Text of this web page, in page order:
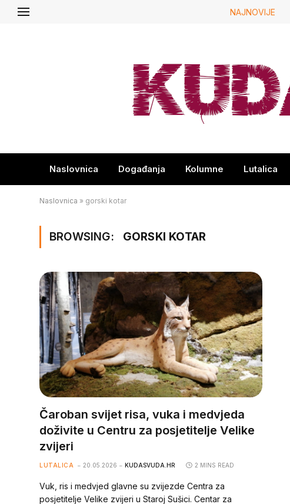
NAJNOVIJE
Naslovnica Događanja Kolumne Lutalica
Naslovnica » gorski kotar
BROWSING: GORSKI KOTAR
Čaroban svijet risa, vuka i medvjeda
doživite u Centru za posjetitelje Velike
zvijeri
LUTALICA 20.05.2026 KUDASVUDA.HR 2 MINS READ
Vuk, ris i medvjed glavne su zvijezde Centra za
posjetitelje Velike zvijeri u Staroj Sušici. Centar za